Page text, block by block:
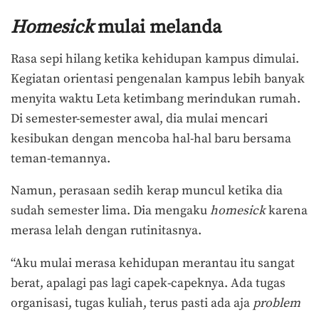
Homesickmulai melanda
Rasa sepi hilang ketika kehidupan kampus dimulai.
Kegiatan orientasi pengenalan kampus lebih banyak
menyita waktu Leta ketimbang merindukan rumah.
Di semester-semester awal, dia mulai mencari
kesibukan dengan mencoba hal-hal baru bersama
teman-temannya.
Namun, perasaan sedih kerap muncul ketika dia
sudah semester lima. Dia mengakuhomesickkarena
merasa lelah dengan rutinitasnya.
“Aku mulai merasa kehidupan merantau itu sangat
berat, apalagi pas lagi capek-capeknya. Ada tugas
organisasi, tugas kuliah, terus pasti ada aja problem